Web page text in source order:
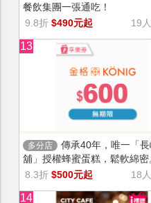
餐飲集團一張通吃！
9.8折 $490元起 19
13
多分店
傳承40年，唯一「長
舖」授權蜂蜜蛋糕，鬆軟綿密
13家門市適用，自選商品，
8.3折 $500元起 18
14